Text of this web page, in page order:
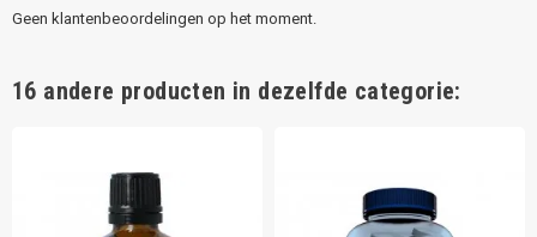
Geen klantenbeoordelingen op het moment.
16 andere producten in dezelfde categorie: